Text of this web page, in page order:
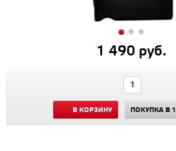
1 490 руб.
В КОРЗИНУ ПОКУПКА В